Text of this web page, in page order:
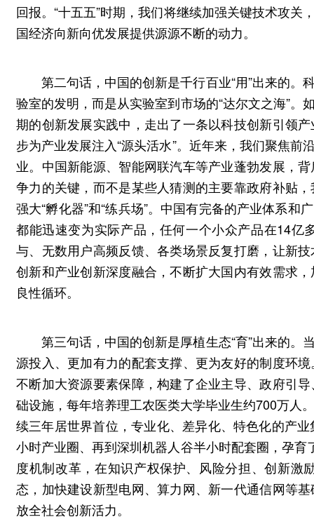
回报。“十五五”时期，我们将继续加强关键技术攻
国经济向新向优发展提供源源不断的动力。
第二句话，中国的创新是千行百业“用”出来的
验室的发明，而是从实验室到市场的“达尔文之海”
期的创新发展实践中，走出了一条以科技创新引领
步为产业发展注入“源头活水”。近年来，我们聚焦
业。中国新能源、智能网联汽车等产业蓬勃发展，
争力的关键，而不是某些人猜测的主要靠政府补贴
强大“孵化器”和“练兵场”。中国有完备的产业体系
都能迅速变为实际产品，任何一个小众产品在14
与、无数用户高频反馈、各类场景反复打磨，让新
创新和产业创新深度融合，不断扩大国内有效需求
良性循环。
第三句话，中国的创新是厚植生态“育”出来的
源投入、更加有力的配套支撑、更为友好的制度环
不断加大资源要素保障，构建了企业主导、政府引
础设施，每年培养理工农医类大学毕业生约700万人
续三年居世界首位，专业化、差异化、特色化的产
小时产业圈、再到深圳机器人谷半小时配套圈，孕
度机制改革，在知识产权保护、风险分担、创新
态，加快建设新型电网、算力网、新一代通信网等
放全社会创新活力。